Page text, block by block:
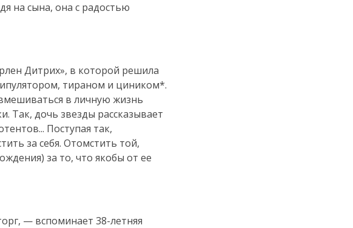
на сына, она с радостью
Дитрих», в которой решила
тираном и циником*.
в личную жизнь
Так, дочь звезды рассказывает
... Поступая так,
за себя. Отомстить той,
за то, что якобы от ее
— вспоминает 38-летняя